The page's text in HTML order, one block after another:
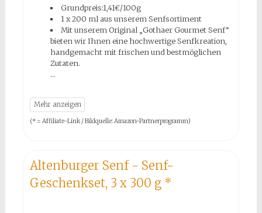
Grundpreis:1,41€/100g
1 x 200 ml aus unserem Senfsortiment
Mit unserem Original „Gothaer Gourmet Senf“
bieten wir Ihnen eine hochwertige Senfkreation,
handgemacht mit frischen und bestmöglichen
Zutaten.
(* = Affiliate-Link / Bildquelle: Amazon-Partnerprogramm)
Altenburger Senf - Senf-
Geschenkset, 3 x 300 g *